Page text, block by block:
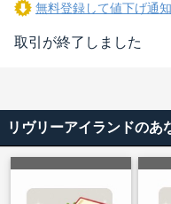
無料登録して値下げ通
取引が終了しました
リヴリーアイランドのあ